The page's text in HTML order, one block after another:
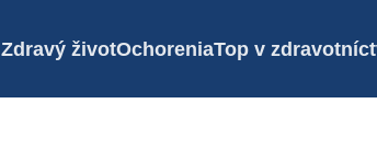
Zdravý životOchoreniaTop v